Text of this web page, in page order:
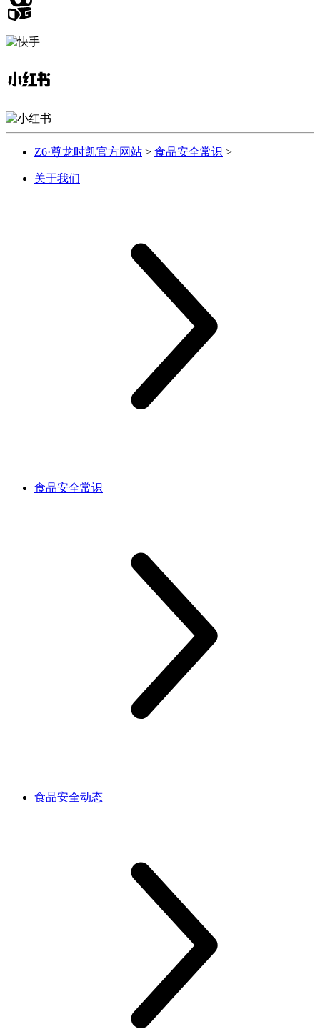
Z6·尊龙时凯官方网站 > 食品安全常识 >
关于我们
食品安全常识
食品安全动态